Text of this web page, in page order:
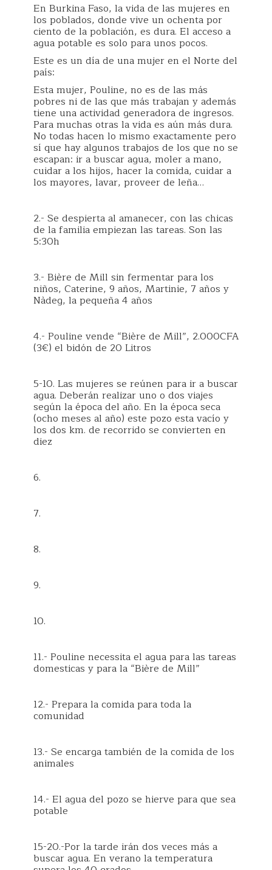
En Burkina Faso, la vida de las mujeres en
los poblados, donde vive un ochenta por
ciento de la población, es dura. El acceso a
agua potable es solo para unos pocos.
Este es un día de una mujer en el Norte del
país:
Esta mujer, Pouline, no es de las más
pobres ni de las que más trabajan y además
tiene una actividad generadora de ingresos.
Para muchas otras la vida es aún más dura.
No todas hacen lo mismo exactamente pero
sí que hay algunos trabajos de los que no se
escapan: ir a buscar agua, moler a mano,
cuidar a los hijos, hacer la comida, cuidar a
los mayores, lavar, proveer de leña…
2.- Se despierta al amanecer, con las chicas
de la familia empiezan las tareas. Son las
5:30h
3.- Bière de Mill sin fermentar para los
niños, Caterine, 9 años, Martinie, 7 años y
Nàdeg, la pequeña 4 años
4.- Pouline vende “Bière de Mill”, 2.000CFA
(3€) el bidón de 20 Litros
5-10. Las mujeres se reúnen para ir a buscar
agua. Deberán realizar uno o dos viajes
según la época del año. En la época seca
(ocho meses al año) este pozo esta vacío y
los dos km. de recorrido se convierten en
diez
6.
7.
8.
9.
10.
11.- Pouline necessita el agua para las tareas
domesticas y para la “Bière de Mill”
12.- Prepara la comida para toda la
comunidad
13.- Se encarga también de la comida de los
animales
14.- El agua del pozo se hierve para que sea
potable
15-20.-Por la tarde irán dos veces más a
buscar agua. En verano la temperatura